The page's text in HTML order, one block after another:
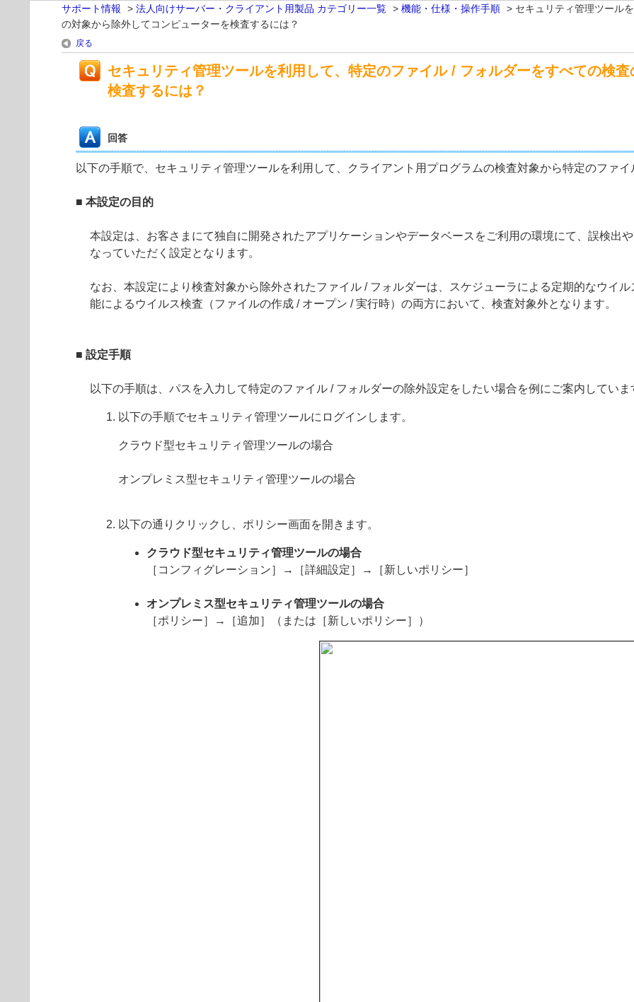
サポート情報 > 法人向けサーバー・クライアント用製品 カテゴリー一覧 > 機能・仕様・操作手順 > セキュリティ管理ツール
の対象から除外してコンピューターを検査するには？
戻る
セキュリティ管理ツールを利用して、特定のファイル / フォルダーをすべての検
検査するには？
回答
以下の手順で、セキュリティ管理ツールを利用して、クライアント用プログラムの検査対象から特定のファ
■ 本設定の目的
本設定は、お客さまにて独自に開発されたアプリケーションやデータベースをご利用の環境にて、誤検出
なっていただく設定となります。
なお、本設定により検査対象から除外されたファイル / フォルダーは、スケジューラによる定期的なウイ
能によるウイルス検査（ファイルの作成 / オープン / 実行時）の両方において、検査対象外となります。
■ 設定手順
以下の手順は、パスを入力して特定のファイル / フォルダーの除外設定をしたい場合を例にご案内していま
以下の手順でセキュリティ管理ツールにログインします。
クラウド型セキュリティ管理ツールの場合
オンプレミス型セキュリティ管理ツールの場合
以下の通りクリックし、ポリシー画面を開きます。
クラウド型セキュリティ管理ツールの場合
［コンフィグレーション］→［詳細設定］→［新しいポリシー］
オンプレミス型セキュリティ管理ツールの場合
［ポリシー］→［追加］（または［新しいポリシー］）